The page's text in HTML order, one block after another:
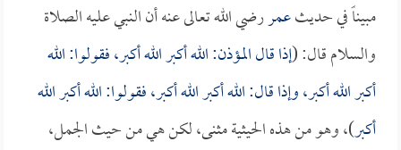
مبيناً في حديثعمررضي الله تعالى عنه أن النبي عليه الصلاة
والسلام قال: (إذا قال المؤذن: الله أكبر الله أكبر، فقولوا: الله
أكبر الله أكبر، وإذا قال: الله أكبر الله أكبر، فقولوا: الله أكبر الله
أكبر)، وهو من هذه الحيثية مثنى، لكن هي من حيث الجمل،